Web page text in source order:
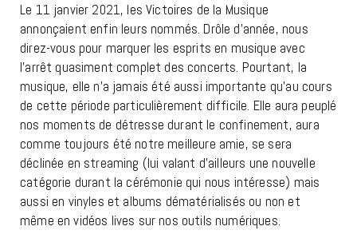
Le 11 janvier 2021, les Victoires de la Musique
annonçaient enfin leurs nommés. Drôle d’année, nous
direz-vous pour marquer les esprits en musique avec
l’arrêt quasiment complet des concerts. Pourtant, la
musique, elle n’a jamais été aussi importante qu’au cours
de cette période particulièrement difficile. Elle aura peuplé
nos moments de détresse durant le confinement, aura
comme toujours été notre meilleure amie, se sera
déclinée en streaming (lui valant d’ailleurs une nouvelle
catégorie durant la cérémonie qui nous intéresse) mais
aussi en vinyles et albums dématérialisés ou non et
même en vidéos lives sur nos outils numériques.